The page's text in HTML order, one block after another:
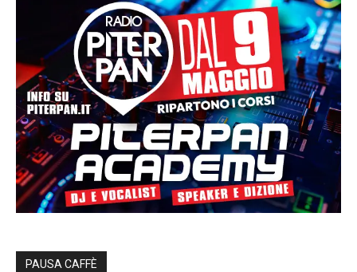
PAUSA CAFFÈ